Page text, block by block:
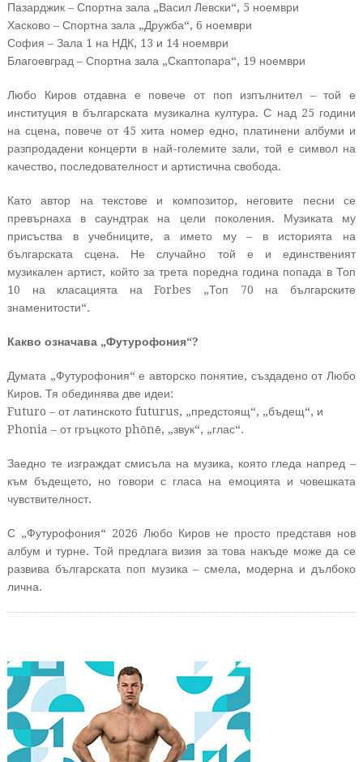
Пазарджик – Спортна зала „Васил Левски“, 5 ноември
Хасково – Спортна зала „Дружба“, 6 ноември
София – Зала 1 на НДК, 13 и 14 ноември
Благоевград – Спортна зала „Скаптопара“, 19 ноември
Любо Киров отдавна е повече от поп изпълнител – той е
институция в българската музикална култура. С над 25 години
на сцена, повече от 45 хита номер едно, платинени албуми и
разпродадени концерти в най-големите зали, той е символ на
качество, последователност и артистична свобода.
Като автор на текстове и композитор, неговите песни се
превърнаха в саундтрак на цели поколения. Музиката му
присъства в учебниците, а името му – в историята на
българската сцена. Не случайно той е и единственият
музикален артист, който за трета поредна година попада в Топ
10 на класацията на Forbes „Топ 70 на българските
знаменитости“.
Какво означава „Футурофония“?
Думата „Футурофония“ е авторско понятие, създадено от Любо
Киров. Тя обединява две идеи:
Futuro – от латинското futurus, „предстоящ“, „бъдещ“, и
Phonia – от гръцкото phōnē, „звук“, „глас“.
Заедно те изграждат смисъла на музика, която гледа напред –
към бъдещето, но говори с гласа на емоцията и човешката
чувствителност.
С „Футурофония“ 2026 Любо Киров не просто представя нов
албум и турне. Той предлага визия за това накъде може да се
развива българската поп музика – смела, модерна и дълбоко
лична.